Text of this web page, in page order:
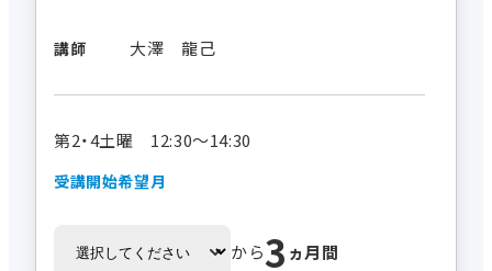
講師 大澤 龍己
第2・4土曜 12:30～14:30
受講開始希望月
から3 ヵ月間